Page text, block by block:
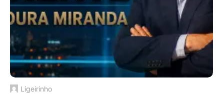
Ligeirinho